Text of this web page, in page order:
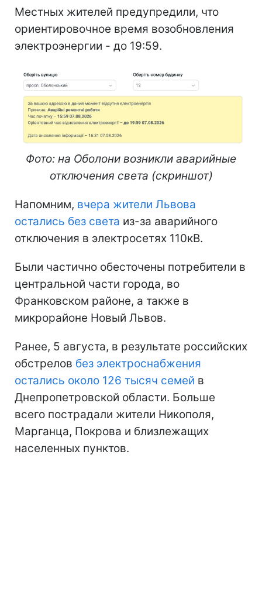
Местных жителей предупредили, что
ориентировочное время возобновления
электроэнергии - до 19:59.
Фото: на Оболони возникли аварийные
отключения света (скриншот)
Напомним, вчера жители Львова
остались без света из-за аварийного
отключения в электросетях 110кВ.
Были частично обесточены потребители в
центральной части города, во
Франковском районе, а также в
микрорайоне Новый Львов.
Ранее, 5 августа, в результате российских
обстрелов без электроснабжения
остались около 126 тысяч семей в
Днепропетровской области. Больше
всего пострадали жители Никополя,
Марганца, Покрова и близлежащих
населенных пунктов.